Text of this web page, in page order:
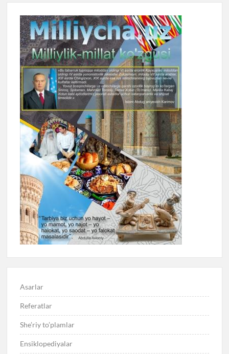
Asarlar
Referatlar
She’riy to’plamlar
Ensiklopediyalar